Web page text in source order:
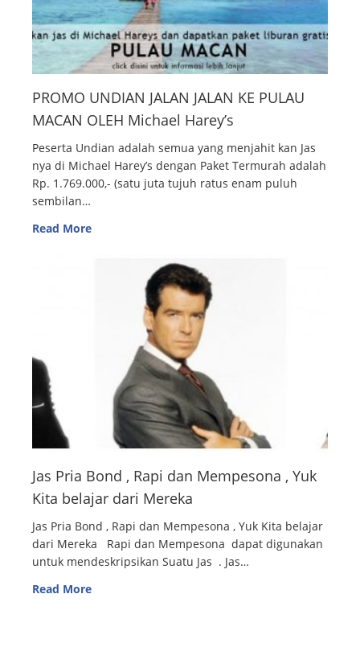
PROMO UNDIAN JALAN JALAN KE PULAU
MACAN OLEH Michael Harey’s
Peserta Undian adalah semua yang menjahit kan Jas
nya di Michael Harey’s dengan Paket Termurah adalah
Rp. 1.769.000,- (satu juta tujuh ratus enam puluh
sembilan…
Read More
Jas Pria Bond , Rapi dan Mempesona , Yuk
Kita belajar dari Mereka
Jas Pria Bond , Rapi dan Mempesona , Yuk Kita belajar
dari Mereka Rapi dan Mempesona dapat digunakan
untuk mendeskripsikan Suatu Jas . Jas…
Read More